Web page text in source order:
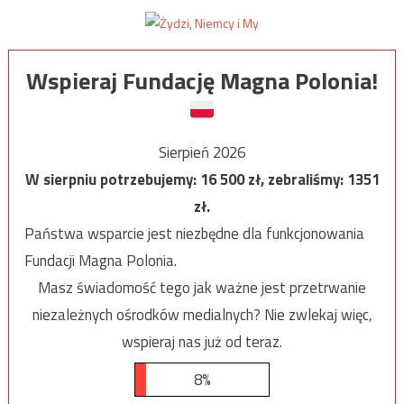
Wspieraj Fundację Magna Polonia!
Sierpień 2026
W sierpniu potrzebujemy:16 500zł, zebraliśmy:1351
zł.
Państwa wsparcie jest niezbędne dla funkcjonowania
Fundacji Magna Polonia.
Masz świadomość tego jak ważne jest przetrwanie
niezależnych ośrodków medialnych? Nie zwlekaj więc,
wspieraj nas już od teraz.
8%